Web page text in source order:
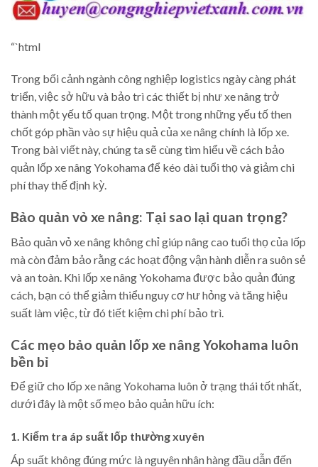
“`html
Trong bối cảnh ngành công nghiệp logistics ngày càng phát
triển, việc sở hữu và bảo trì các thiết bị như xe nâng trở
thành một yếu tố quan trọng. Một trong những yếu tố then
chốt góp phần vào sự hiệu quả của xe nâng chính là lốp xe.
Trong bài viết này, chúng ta sẽ cùng tìm hiểu về cách bảo
quản lốp xe nâng Yokohama để kéo dài tuổi thọ và giảm chi
phí thay thế định kỳ.
Bảo quản vỏ xe nâng: Tại sao lại quan trọng?
Bảo quản vỏ xe nâng không chỉ giúp nâng cao tuổi thọ của lốp
mà còn đảm bảo rằng các hoạt động vận hành diễn ra suôn sẻ
và an toàn. Khi lốp xe nâng Yokohama được bảo quản đúng
cách, bạn có thể giảm thiểu nguy cơ hư hỏng và tăng hiệu
suất làm việc, từ đó tiết kiệm chi phí bảo trì.
Các mẹo bảo quản lốp xe nâng Yokohama luôn
bền bỉ
Để giữ cho lốp xe nâng Yokohama luôn ở trạng thái tốt nhất,
dưới đây là một số mẹo bảo quản hữu ích:
1. Kiểm tra áp suất lốp thường xuyên
Áp suất không đúng mức là nguyên nhân hàng đầu dẫn đến